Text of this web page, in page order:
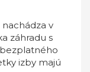
v
záhradu s
izby majú